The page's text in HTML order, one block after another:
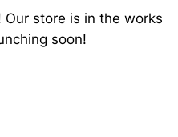
store is in the works
soon!